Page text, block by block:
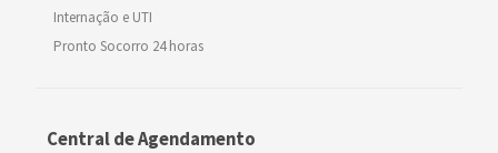
Internação e UTI
Pronto Socorro 24 horas
Central de Agendamento